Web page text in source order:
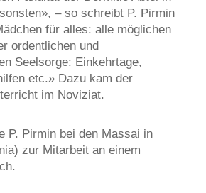
– so schreibt P. Pirmin
ädchen für alles: alle möglichen
ordentlichen und
Seelsorge: Einkehrtage,
etc.» Dazu kam der
im Noviziat.
P. Pirmin bei den Massai in
zur Mitarbeit an einem